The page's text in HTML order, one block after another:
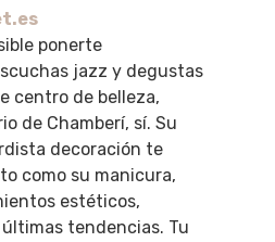
ponerte
jazz y degustas
centro de belleza,
de Chamberí, sí. Su
decoración te
como su manicura,
estéticos,
tendencias. Tu